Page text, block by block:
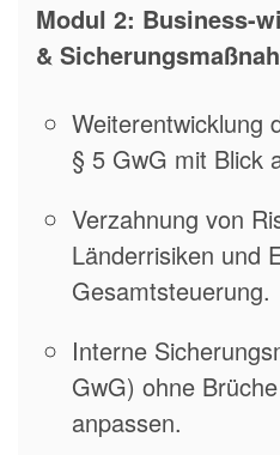
Modul 2: Business-
&
Weiterentwicklung
§ 5 GwG mit Blick
Verzahnung von
Länderrisiken und
Gesamtsteuerung.
Interne
GwG) ohne
anpassen.